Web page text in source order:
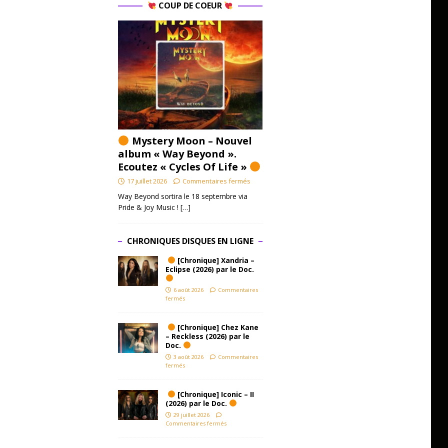
COUP DE COEUR
Mystery Moon – Nouvel
album « Way Beyond ».
Ecoutez « Cycles Of Life »
17 juillet 2026 Commentaires fermés
Way Beyond sortira le 18 septembre via
Pride & Joy Music ! […]
CHRONIQUES DISQUES EN LIGNE
[Chronique] Xandria –
Eclipse (2026) par le Doc.
6 août 2026
Commentaires
fermés
[Chronique] Chez Kane
– Reckless (2026) par le
Doc.
3 août 2026
Commentaires
fermés
[Chronique] Iconic – II
(2026) par le Doc.
29 juillet 2026
Commentaires fermés